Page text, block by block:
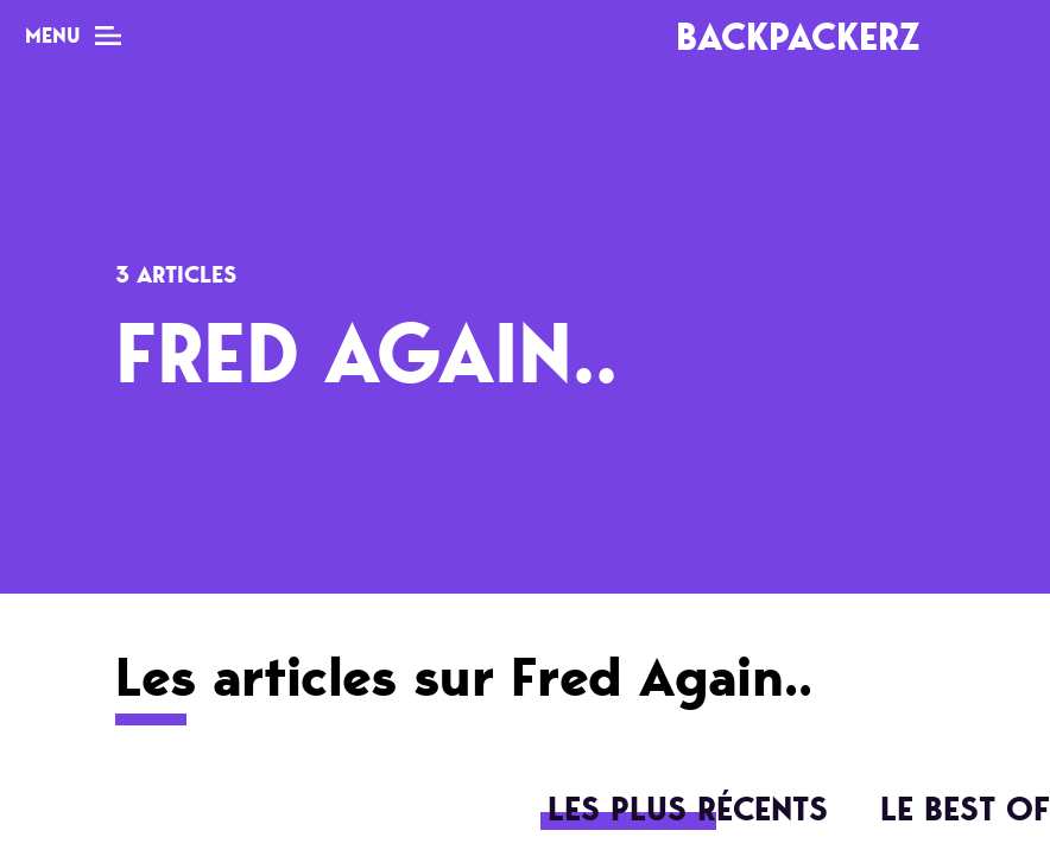
MENU BACKPACKERZ
Tops
Interviews
Chroniques
3 ARTICLES
FRED AGAIN..
Les articles sur Fred Again..
LES PLUS RÉCENTS LE BEST OF